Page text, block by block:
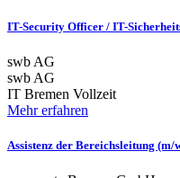
IT-Security Officer / IT-
swb AG
swb AG
IT Bremen Vollzeit
Mehr erfahren
Assistenz der Bereichsleitung (m/